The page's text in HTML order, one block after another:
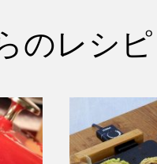
のレシ